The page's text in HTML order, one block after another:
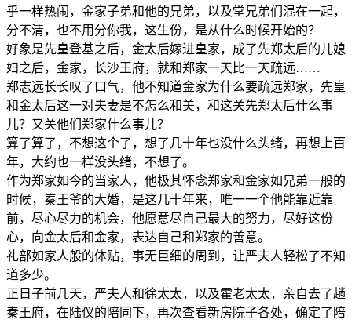
乎一样热闹，金家子弟和他的兄弟，以及堂兄弟们混在一起，
分不清，也不用分你我，这生份，是从什么时候开始的？
好象是先皇登基之后，金太后嫁进皇家，成了先郑太后的儿媳
妇之后，金家，长沙王府，就和郑家一天比一天疏远……
郑志远长长叹了口气，他不知道金家为什么要疏远郑家，先皇
和金太后这一对夫妻是不怎么和美，和这关先郑太后什么事
儿？又关他们郑家什么事儿？
算了算了，不想这个了，想了几十年也没什么头绪，再想上百
年，大约也一样没头绪，不想了。
作为郑家如今的当家人，他极其怀念郑家和金家如兄弟一般的
时候，秦王爷的大婚，是这几十年来，唯一一个他能靠近靠
前，尽心尽力的机会，他愿意尽自己最大的努力，尽好这份
心，向金太后和金家，表达自己和郑家的善意。
礼部如家人般的体贴，事无巨细的周到，让严夫人轻松了不知
道多少。
正日子前几天，严夫人和徐太太，以及霍老太太，亲自去了趟
秦王府，在陆仪的陪同下，再次查看新房院子各处，确定了陪